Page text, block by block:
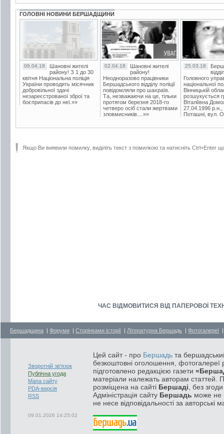
ГОЛОВНІ НОВИНИ БЕРШАДЩИНИ
06.04.18
Шановні жителі
району! З 1 до 30
квітня Національна поліція
України проводить місячник
добровільної здачі
незареєстрованої зброї та
боєприпасів до неї.»»
02.04.18
Шановні жителі
району!
Неодноразово працівники
Бершадського відділу поліції
повідомляли про шахраїв.
Та, незважаючи на це, тільки
протягом березня 2018-го
четверо осіб стали жертвами
зловмисників....»»
25.03.18
Головного
національної
Вінницькій
розшукується
Віталіївна
27.04.1996 р.н.,
Поташні, вул.
Якщо Ви виявили помилку, виділіть текст з помилкою та натисніть Ctrl+Enter
ЧАС ВІДМОВИТИСЯ ВІД ПАПЕРОВОЇ
Бершадщина | Форуми | Сторінками історії | Літературна Бершадь | Фотогалереї
Зворотній зв'язок
Публічна угода
Мапа сайту
PDA-версія
RSS
09.01.2026 14:25:02
Цей сайт - про Бершадь та
безкоштовні оголошення, фотогалереї
підготовлено редакцією газети
матеріали належать авторам статтей.
розміщена на сайті Бершаді , без
Адміністрація сайту Бершадь може не
не несе відповідальності за авторські